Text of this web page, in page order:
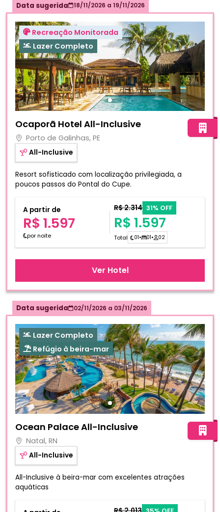
Data sugerida 18/11/2026 a 19/11/2026
Recreação Monitorada
Lazer Completo
Ocaporã Hotel All-Inclusive
Porto de Galinhas, PE
All-Inclusive
Resort sofisticado com localização privilegiada, a
poucos passos do Pontal do Cupe.
A partir de
R$ 1.597
por noite
R$ 2.314 31% OFF
R$ 1.597
Total 01• 01• 02
Ver Hotel
Data sugerida 02/11/2026 a 03/11/2026
Lazer Completo
Refúgio à beira-mar
Ocean Palace All-Inclusive
Natal, RN
All-Inclusive
All-Inclusive à beira-mar com excelentes atrações
aquáticas